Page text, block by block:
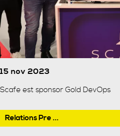
15 nov 2023
Scafe est sponsor Gold DevOps
Relations Pre ...